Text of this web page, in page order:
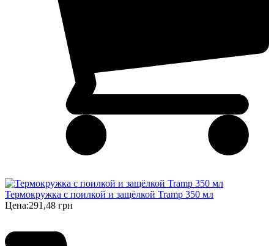
Термокружка с поилкой и защёлкой Tramp 350 мл
Цена:291,48 грн